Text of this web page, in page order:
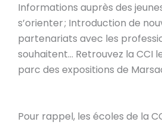
Informations auprès des
s’orienter ; Introduction de
partenariats avec les
souhaitent… Retrouvez la CCI
parc des expositions de
Pour rappel, les écoles de la